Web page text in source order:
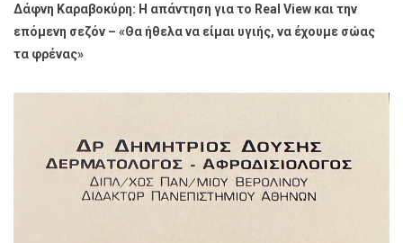
Δάφνη Καραβοκύρη: Η απάντηση για το Real View και την
επόμενη σεζόν – «Θα ήθελα να είμαι υγιής, να έχουμε σώας
τα φρένας»